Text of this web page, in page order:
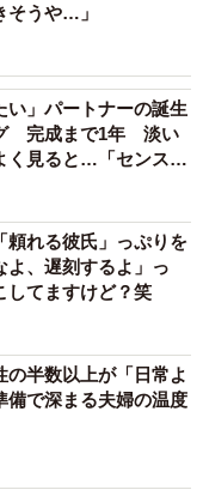
そうや…」
い」パートナーの誕生
完成まで1年 淡い
見ると…「センスす
頼れる彼氏」っぷりを
、遅刻するよ」っ
てますけど？笑
の半数以上が「日常よ
で深まる夫婦の温度